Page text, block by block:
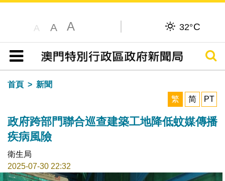
A A A 32°C
目錄
搜尋
首頁
新聞
繁
简 PT
政府跨部門聯合巡查建築工地降低蚊媒傳播
疾病風險
衛生局
2025-07-30 22:32